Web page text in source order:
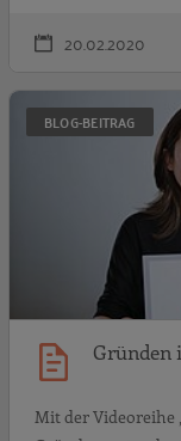
20.02.2020
BLOG-BEITRAG
Gründen
Mit der Videoreihe